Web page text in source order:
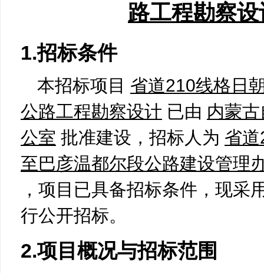
路工程勘察设
1.招标条件
本招标项目 省道210线格日
公路工程勘察设计 已由 内蒙
公室 批准建设，招标人为 省
至巴彦温都尔段公路建设管理
，项目已具备招标条件，现采
行公开招标。
2.项目概况与招标范围